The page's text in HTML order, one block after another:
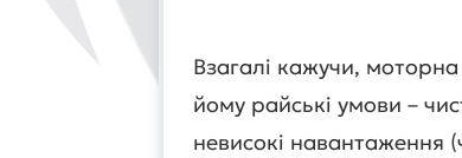
Взагалі кажучи,
йому райські умови –
невисокі навантаження